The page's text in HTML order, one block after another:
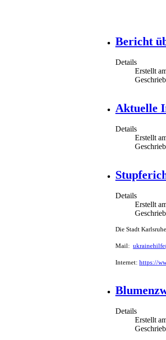
Bericht
Details
Erstellt
Aktuelle
Details
Erstellt
Details
Erstellt
Die Stadt
Mail:
Internet: https://
Details
Erstellt